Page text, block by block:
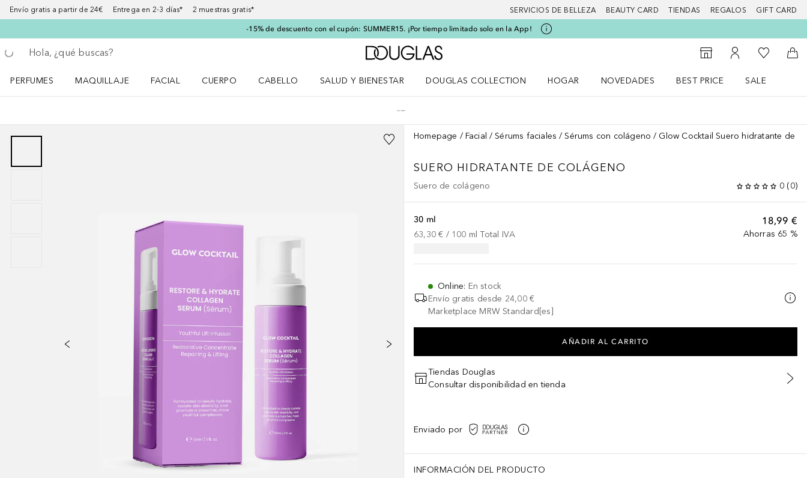
Envío gratis a partir de 24€ Entrega en 2-3 días* 2 muestras gratis* SERVICIOS DE BELLEZA BEAUTY CARD TIENDAS REGALOS GIFT CARD
-15% de descuento con el cupón: SUMMER15. ¡Por tiempo limitado solo en la App!
Regresar
Ejecutar búsqueda
A Douglas Home
Al Storefinder
Mi cuenta
Mi lista de
A
PERFUMES
MAQUILLAJE
FACIAL
CUERPO
CABELLO
SALUD Y BIENESTAR
DOUGLAS COLLECTION
HOGAR
NOVEDADES
BEST PRICE
SALE
Homepage Facial Sérums faciales Sérums con colágeno Glow Cocktail Suero hidratante de
SUERO HIDRATANTE DE COLÁGENO
Suero de colágeno 0 (0)
18,99 €
Ahorras 65 %
30 ml
63,30 € / 100 ml Total IVA
Online: En stock
Envío gratis desde 24,00 €
Marketplace MRW Standard[es]
AÑADIR AL CARRITO
Tiendas Douglas
Consultar disponibilidad en tienda
Enviado por
INFORMACIÓN DEL PRODUCTO